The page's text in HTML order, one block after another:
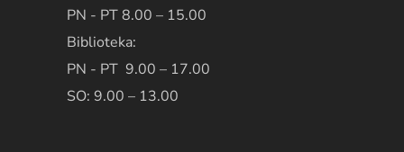
PN - PT 8.00 – 15.00
Biblioteka:
PN - PT 9.00 – 17.00
SO: 9.00 – 13.00